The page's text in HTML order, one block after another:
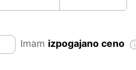
Imam izpogajano ceno